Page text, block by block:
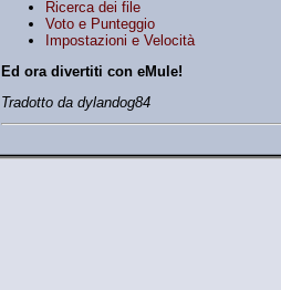
Ricerca dei file
Voto e Punteggio
Impostazioni e Velocità
Ed ora divertiti con eMule!
Tradotto da dylandog84